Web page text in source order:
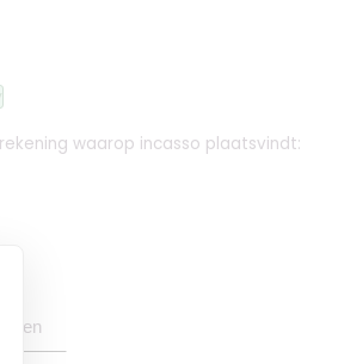
waarop incasso plaatsvindt: